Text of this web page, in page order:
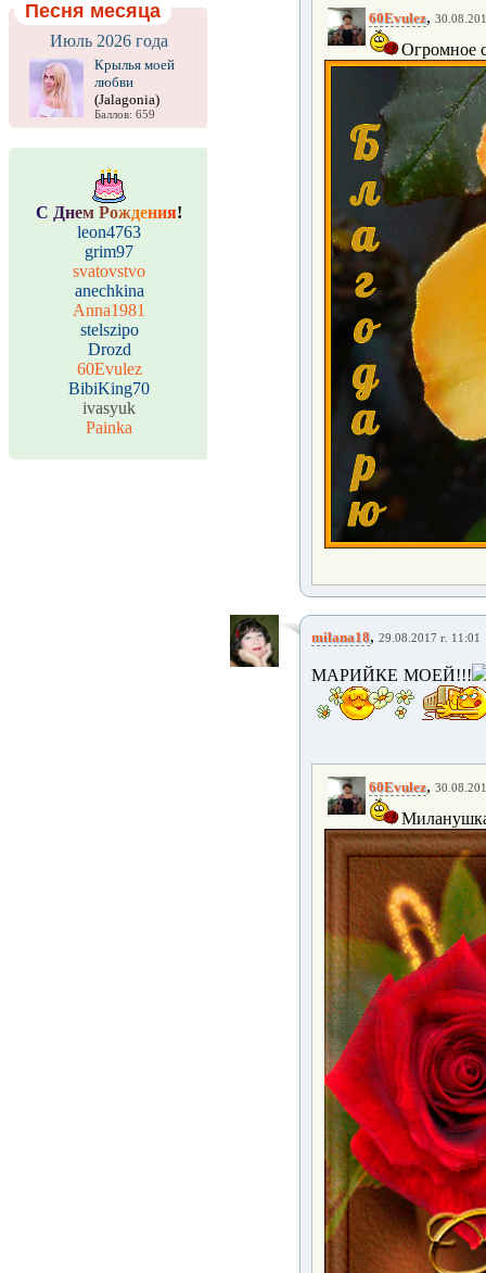
Песня месяца
Июль 2026 года
Крылья моей
любви
(Jalagonia)
Баллов: 659
С Днем Рождения!
leon4763
grim97
svatovstvo
anechkina
Anna1981
stelszipo
Drozd
60Evulez
BibiKing70
ivasyuk
Painka
60Evulez,
Огромное
milana18, 29.08.2017 г. 11:01
МАРИЙКЕ МОЕЙ!!!
60Evulez,